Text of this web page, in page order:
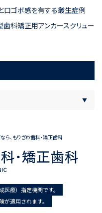
ゴボ感を有する叢生症例
科矯正用アンカースクリュー
ら、もりざわ歯科・矯正歯科
療）指定機関です。
適用されます。